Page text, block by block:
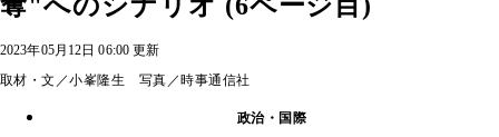
2023年05月12日 06:00 更新
取材・文／小峯隆生 写真／時事通信社
政治・国際